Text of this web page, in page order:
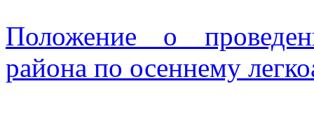
Положение о
района по осеннему